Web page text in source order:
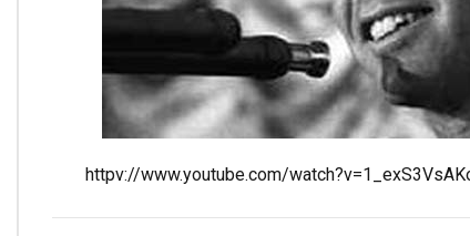
httpv://www.youtube.com/